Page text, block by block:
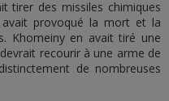
tirer des missiles chimiques
provoqué la mort et la
Khomeiny en avait tiré une
recourir à une arme de
de nombreuses